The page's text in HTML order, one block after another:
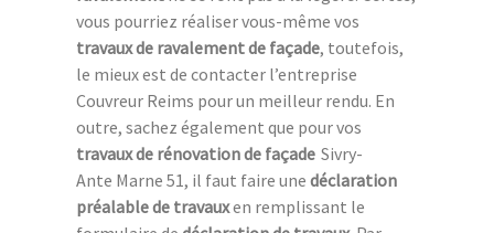
vous pourriez réaliser vous-même vos
travaux de ravalement de façade, toutefois,
le mieux est de contacter l’entreprise
Couvreur Reims pour un meilleur rendu. En
outre, sachez également que pour vos
travaux de rénovation de façade Sivry-
Ante Marne 51, il faut faire une déclaration
préalable de travauxen remplissant le